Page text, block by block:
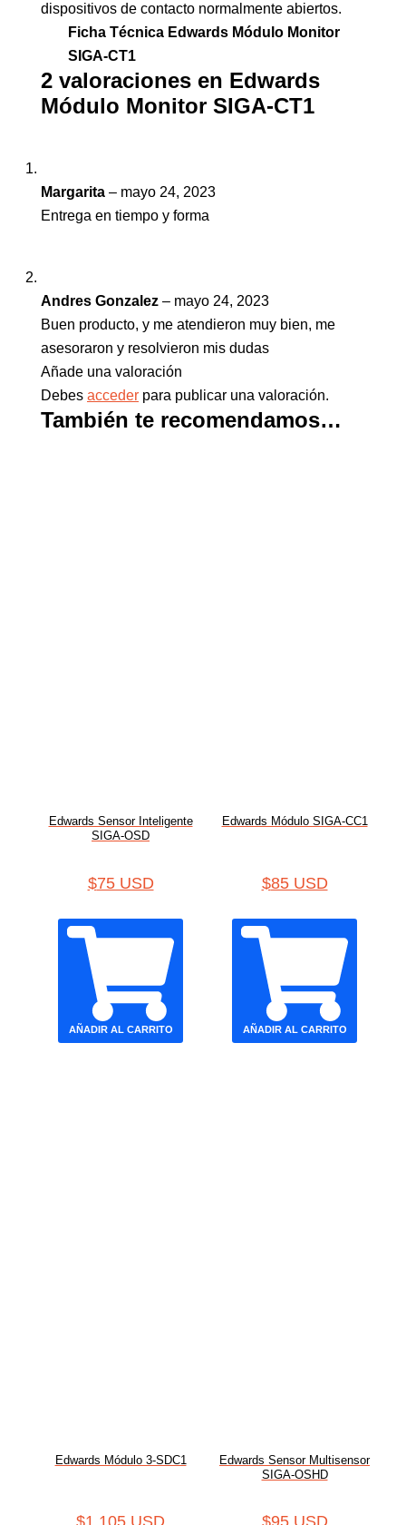
dispositivos de contacto normalmente abiertos.
Ficha Técnica Edwards Módulo Monitor
SIGA-CT1
2 valoraciones en Edwards
Módulo Monitor SIGA-CT1
Margarita – mayo 24, 2023
Entrega en tiempo y forma
Andres Gonzalez – mayo 24, 2023
Buen producto, y me atendieron muy bien, me
asesoraron y resolvieron mis dudas
Añade una valoración
Debes acceder para publicar una valoración.
También te recomendamos…
Edwards Sensor Inteligente
SIGA-OSD
$75 USD
AÑADIR AL CARRITO
Edwards Módulo SIGA-CC1
$85 USD
AÑADIR AL CARRITO
Edwards Módulo 3-SDC1
Edwards Sensor Multisensor
SIGA-OSHD